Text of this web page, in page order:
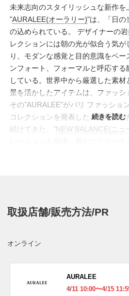
未来志向のスタイリッシュな新作を
"AURALEE(オーラリー)"は、「日の
の込められている。 デザイナーの
レクションには朝の光が似合う気
り、モダンな感覚と目的意識をベー
ンフォート、フォーマルと呼応す
している。世界中から厳選した素
景を活かしたアイテムは、ファッシ
その"AURALEE"がパリ ファッショ
コレクションを発表した。長年に
続けてきた、"NEW BALANCE(ニュ
日本国内では2024年春夏シーズンに
日本国内では2024年4月18日に
続きを読む
取扱店舗/販売方法/PR
オンライン
AURALEE
4/11 10:00〜4/15